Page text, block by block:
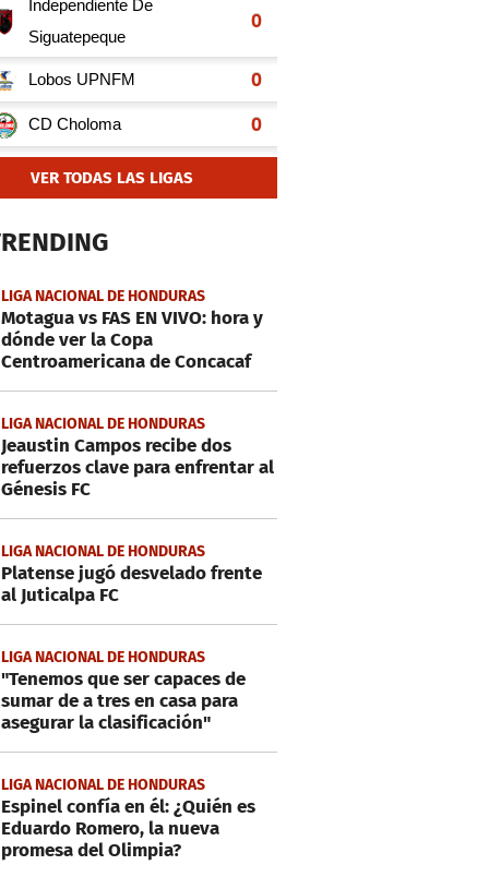
VER TODAS LAS LIGAS
LIGA NACIONAL DE HONDURAS
Motagua vs FAS EN VIVO: hora y
dónde ver la Copa
Centroamericana de Concacaf
LIGA NACIONAL DE HONDURAS
Jeaustin Campos recibe dos
refuerzos clave para enfrentar al
Génesis FC
LIGA NACIONAL DE HONDURAS
Platense jugó desvelado frente
al Juticalpa FC
LIGA NACIONAL DE HONDURAS
"Tenemos que ser capaces de
sumar de a tres en casa para
asegurar la clasificación"
LIGA NACIONAL DE HONDURAS
Espinel confía en él: ¿Quién es
Eduardo Romero, la nueva
promesa del Olimpia?